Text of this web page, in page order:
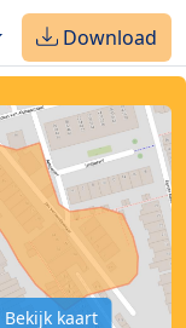
Download
Bekijk kaart